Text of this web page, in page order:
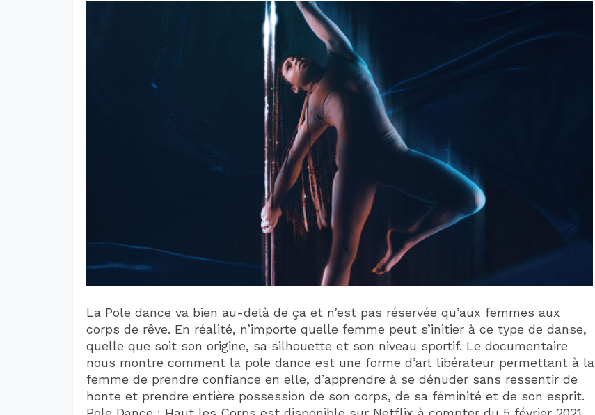
La Pole dance va bien au-delà de ça et n’est pas réservée qu’aux femmes aux
corps de rêve. En réalité, n’importe quelle femme peut s’initier à ce type de danse,
quelle que soit son origine, sa silhouette et son niveau sportif. Le documentaire
nous montre comment la pole dance est une forme d’art libérateur permettant à la
femme de prendre confiance en elle, d’apprendre à se dénuder sans ressentir de
honte et prendre entière possession de son corps, de sa féminité et de son esprit.